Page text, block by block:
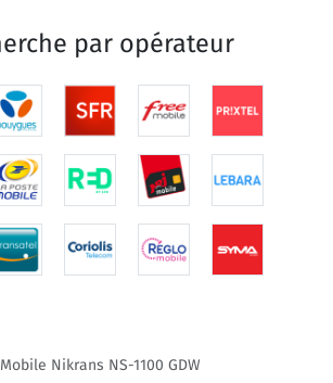
par opérateur
Nikrans NS-1100 GDW